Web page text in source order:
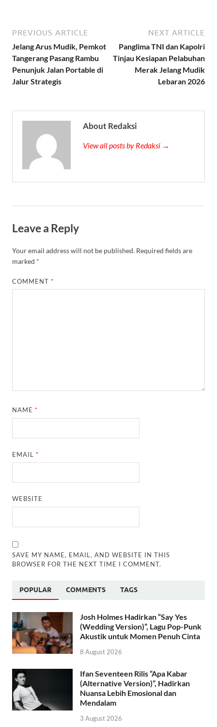
PREVIOUS ARTICLE
Jelang Arus Mudik, Pemkot
Tangerang Pasang Rambu
Penunjuk Jalan Portable di
Jalur Strategis
NEXT ARTICLE
Panglima TNI dan Kapolri
Tinjau Kesiapan Pelabuhan
Merak Jelang Mudik
Lebaran 2026
About Redaksi
View all posts by Redaksi →
Leave a Reply
Your email address will not be published. Required fields are
marked *
COMMENT*
NAME*
EMAIL*
WEBSITE
SAVE MY NAME, EMAIL, AND WEBSITE IN THIS
BROWSER FOR THE NEXT TIME I COMMENT.
POPULAR COMMENTS TAGS
Josh Holmes Hadirkan “Say Yes
(Wedding Version)”, Lagu Pop-Punk
Akustik untuk Momen Penuh Cinta
8 August 2026
Ifan Seventeen Rilis “Apa Kabar
(Alternative Version)”, Hadirkan
Nuansa Lebih Emosional dan
Mendalam
3 August 2026